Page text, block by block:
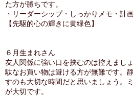
た方が勝ちです。
・リーダーシップ・しっかりメモ・計
【先駆的心の輝きに黄緑色】
６月生まれさん
友人関係に強い口を挟むのは控えまし
駄なお買い物は避ける方が無難です。
すのも大切な時間だと思いましょう。
が大切です。